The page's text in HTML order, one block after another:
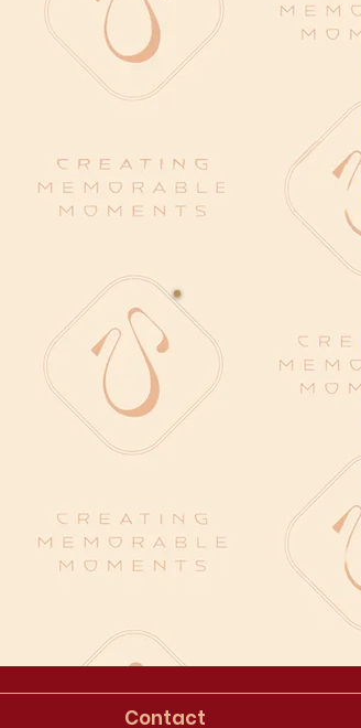
Contact